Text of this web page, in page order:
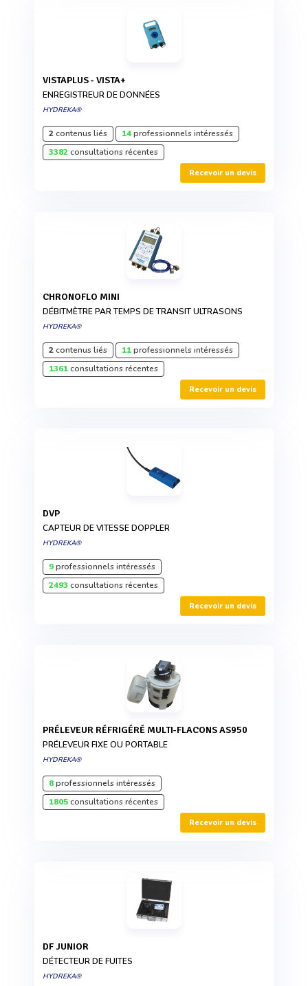
VISTAPLUS - VISTA+
ENREGISTREUR DE DONNÉES
HYDREKA®
2contenus liés 14professionnels intéressés
3382consultations récentes
Recevoir un devis
CHRONOFLO MINI
DÉBITMÈTRE PAR TEMPS DE TRANSIT ULTRASONS
HYDREKA®
2contenus liés 11professionnels intéressés
1361consultations récentes
Recevoir un devis
DVP
CAPTEUR DE VITESSE DOPPLER
HYDREKA®
9professionnels intéressés
2493 consultations récentes
Recevoir un devis
PRÉLEVEUR RÉFRIGÉRÉ MULTI-FLACONS AS950
PRÉLEVEUR FIXE OU PORTABLE
HYDREKA®
8professionnels intéressés
1805consultations récentes
Recevoir un devis
DF JUNIOR
DÉTECTEUR DE FUITES
HYDREKA®